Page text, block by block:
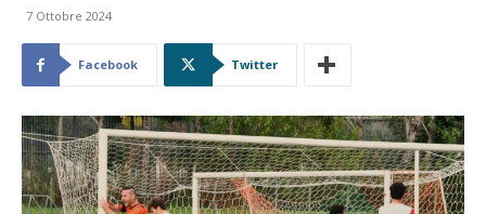
7 Ottobre 2024
Facebook Twitter